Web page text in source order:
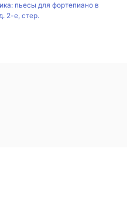
пьесы для фортепиано в
2-е, стер.